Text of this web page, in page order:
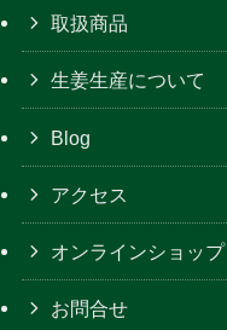
取扱商品
生姜生産について
Blog
アクセス
オンラインショップ
お問合せ